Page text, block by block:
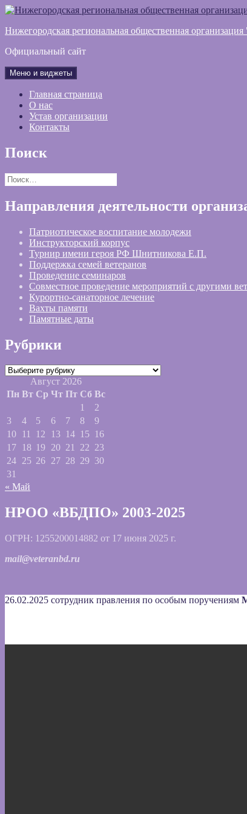
Перейти
содержимому
Нижегородская региональная общественная
Официальный сайт
Меню и виджеты
Главная страница
О нас
Устав организации
Контакты
Поиск
Найти:
Направления деятельности
Патриотическое воспитание молодежи
Инструкторский корпус
Турнир имени героя РФ Шнитникова Е.П.
Поддержка семей ветеранов
Проведение семинаров
Совместное проведение мероприятий с другими
Курортно-санаторное лечение
Вахты памяти
Памятные даты
Рубрики
Рубрики
Август 2026
Пн Вт Ср Чт Пт Сб Вс
1
2
3
4 5 6 7 8
9
10
11 12 13 14 15 16
17
18 19 20 21 22 23
24 25 26 27 28 29 30
31
« Май
НРОО «ВБДПО» 2003-2025
ОГРН: 1255200014882 от 17 июня 2025 г.
mail@veteranbd.ru
26.02.2025 сотрудник правления по особым поручениям